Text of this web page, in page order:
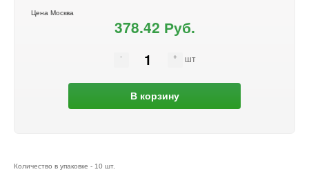
Цена Москва
378.42 Руб.
шт
В корзину
Количество в упаковке - 10 шт.